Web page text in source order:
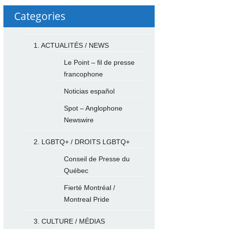
Categories
1. ACTUALITÉS / NEWS
Le Point – fil de presse
francophone
Noticias español
Spot – Anglophone
Newswire
2. LGBTQ+ / DROITS LGBTQ+
Conseil de Presse du
Québec
Fierté Montréal /
Montreal Pride
3. CULTURE / MÉDIAS